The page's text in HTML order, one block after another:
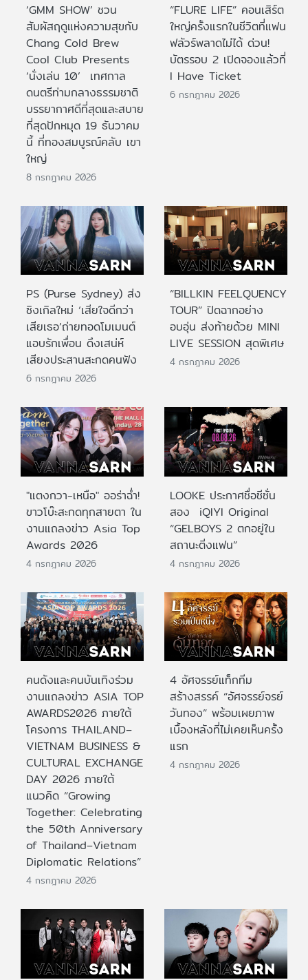
‘GMM SHOW’ ชวน
สัมผัสฤดูแห่งความสุขกับ
Chang Cold Brew
Cool Club Presents
‘นั่งเล่น 10’ เทศกาล
ดนตรีท่ามกลางธรรมชาติ
บรรยากาศดีที่สุดและสบาย
ที่สุดปักหมุด 19 ธันวาคม
นี้ ที่ทองสมบูรณ์คลับ เขา
ใหญ่
8 กรกฎาคม 2026
“FLURE LIFE” คอนเสิร์ต
ใหญ่ครั้งแรกในชีวิตที่แฟน
ฟลัวร์พลาดไม่ได้ ด่วน!
บัตรรอบ 2 เปิดจองแล้วที่
I Have Ticket
6 กรกฎาคม 2026
PS (Purse Sydney) ส่ง
ซิงเกิลใหม่ ‘เสียใจดีกว่า
เสียเธอ’ถ่ายทอดโมเมนต์
แอบรักเพื่อน ดึงเสน่ห์
เสียงประสานสะกดคนฟัง
6 กรกฎาคม 2026
“BILLKIN FEELQUENCY
TOUR” ปิดฉากอย่าง
อบอุ่น ส่งท้ายด้วย MINI
LIVE SESSION สุดพิเศษ
4 กรกฎาคม 2026
"แตงกวา-เหนือ" ออร่าฉ่ำ!
ขาวโบ๊ะสะกดทุกสายตา ใน
งานแถลงข่าว Asia Top
Awards 2026
4 กรกฎาคม 2026
LOOKE ประกาศชื่อซีซั่น
สอง iQIYI Original
“GELBOYS 2 ตกอยู่ใน
สถานะติ่งแฟน”
4 กรกฎาคม 2026
คนดังและคนบันเทิงร่วม
งานแถลงข่าว ASIA TOP
AWARDS2026 ภายใต้
โครงการ THAILAND–
VIETNAM BUSINESS &
CULTURAL EXCHANGE
DAY 2026 ภายใต้
แนวคิด “Growing
Together: Celebrating
the 50th Anniversary
of Thailand–Vietnam
Diplomatic Relations”
4 กรกฎาคม 2026
4 อัศจรรย์แท็กทีม
สร้างสรรค์ “อัศจรรย์จรย์
วันทอง” พร้อมเผยภาพ
เบื้องหลังที่ไม่เคยเห็นครั้ง
แรก
4 กรกฎาคม 2026